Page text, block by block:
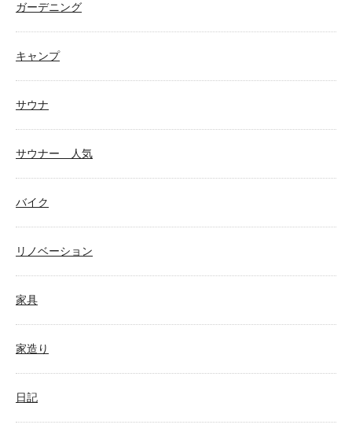
ガーデニング
キャンプ
サウナ
サウナー 人気
バイク
リノベーション
家具
家造り
日記